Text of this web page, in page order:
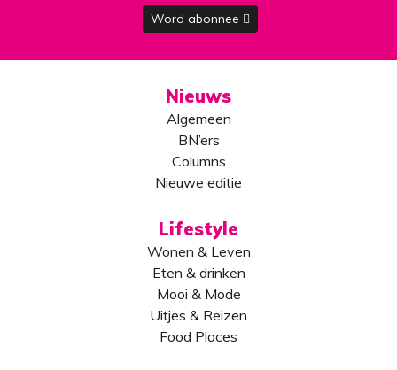
Word abonnee
Nieuws
Algemeen
BN’ers
Columns
Nieuwe editie
Lifestyle
Wonen & Leven
Eten & drinken
Mooi & Mode
Uitjes & Reizen
Food Places